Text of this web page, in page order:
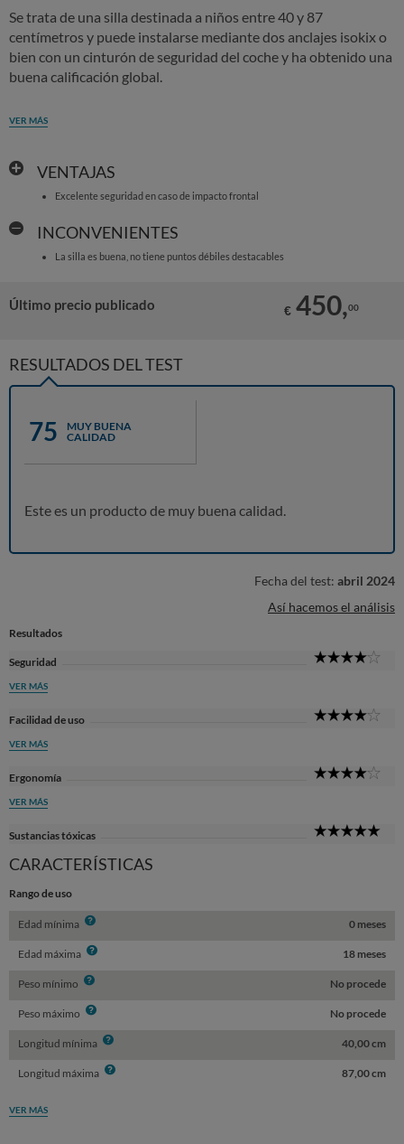
Se trata de una silla destinada a niños entre 40 y 87
centímetros y puede instalarse mediante dos anclajes isokix o
bien con un cinturón de seguridad del coche y ha obtenido una
buena calificación global.
VER MÁS
VENTAJAS
Excelente seguridad en caso de impacto frontal
INCONVENIENTES
La silla es buena, no tiene puntos débiles destacables
Último precio publicado € 450,00
RESULTADOS DEL TEST
75
MUY BUENA
CALIDAD
Este es un producto de muy buena calidad.
Fecha del test: abril 2024
Así hacemos el análisis
Resultados
Seguridad
VER MÁS
Facilidad de uso
VER MÁS
Ergonomía
VER MÁS
Sustancias tóxicas
CARACTERÍSTICAS
Rango de uso
Edad mínima Info 0 meses
Edad máxima Info 18 meses
Peso mínimo Info No procede
Peso máximo Info No procede
Longitud mínima Info 40,00 cm
Longitud máxima Info 87,00 cm
VER MÁS